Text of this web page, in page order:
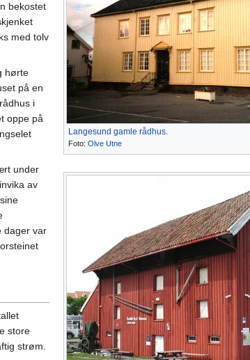
Langesund gamle rådhus
Foto: Olve Utne
bekostet
med tolv
hørte
på en
i
oppe på
under
av
dager var
store
strøm.